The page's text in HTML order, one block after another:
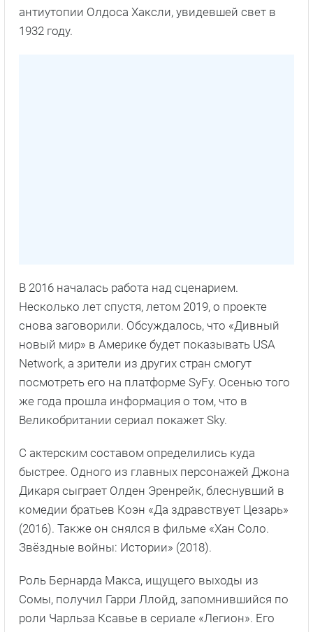
антиутопии Олдоса Хаксли, увидевшей свет в
1932 году.
В 2016 началась работа над сценарием.
Несколько лет спустя, летом 2019, о проекте
снова заговорили. Обсуждалось, что «Дивный
новый мир» в Америке будет показывать USA
Network, а зрители из других стран смогут
посмотреть его на платформе SyFy. Осенью того
же года прошла информация о том, что в
Великобритании сериал покажет Sky.
С актерским составом определились куда
быстрее. Одного из главных персонажей Джона
Дикаря сыграет Олден Эренрейк, блеснувший в
комедии братьев Коэн «Да здравствует Цезарь»
(2016). Также он снялся в фильме «Хан Соло.
Звёздные войны: Истории» (2018).
Роль Бернарда Макса, ищущего выходы из
Сомы, получил Гарри Ллойд, запомнившийся по
роли Чарльза Ксавье в сериале «Легион». Его